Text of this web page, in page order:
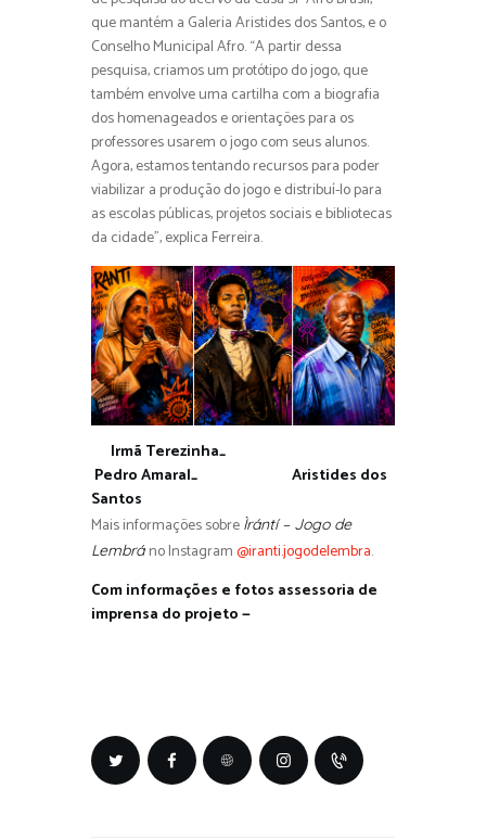
que mantém a Galeria Aristides dos Santos, e o
Conselho Municipal Afro. “A partir dessa
pesquisa, criamos um protótipo do jogo, que
também envolve uma cartilha com a biografia
dos homenageados e orientações para os
professores usarem o jogo com seus alunos.
Agora, estamos tentando recursos para poder
viabilizar a produção do jogo e distribuí-lo para
as escolas públicas, projetos sociais e bibliotecas
da cidade”, explica Ferreira.
Irmã Terezinha_
Pedro Amaral_ Aristides dos
Santos
Mais informações sobre Ìrántí – Jogo de
Lembrá no Instagram@iranti.jogodelembra.
Com informações e fotos assessoria de
imprensa do projeto —